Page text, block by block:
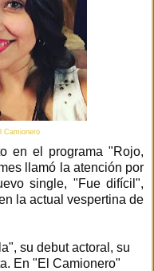
Camionero
en el programa "Rojo,
llamó la atención por
single, "Fue difícil",
la actual vespertina de
su debut actoral, su
En "El Camionero"